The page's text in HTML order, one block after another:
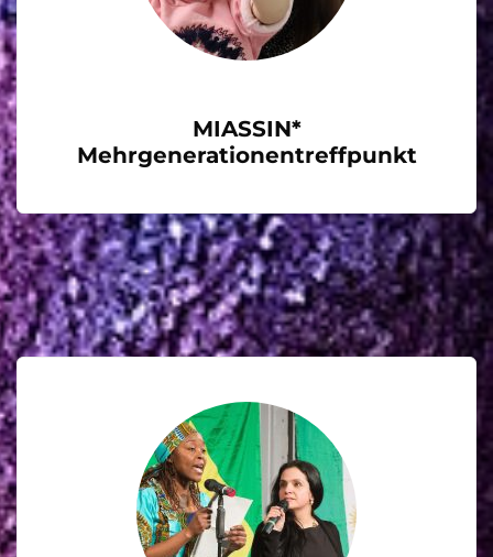
MIASSIN*
Mehrgenerationentreffpunkt